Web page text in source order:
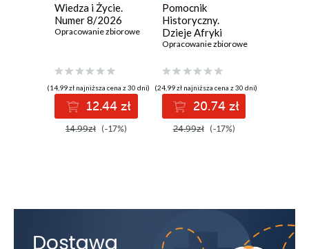
Wiedza i Życie.
Numer 8/2026
Opracowanie zbiorowe
(14,99 zł najniższa cena z 30 dni)
12.44 zł
14.99zł (-17%)
Pomocnik
Historyczny.
Dzieje Afryki
Opracowanie zbiorowe
(24,99 zł najniższa cena z 30 dni)
20.74 zł
24.99zł (-17%)